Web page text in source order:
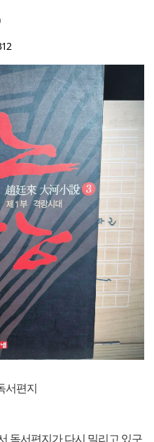
서편지
독서편지가 다시 밀리고 있구